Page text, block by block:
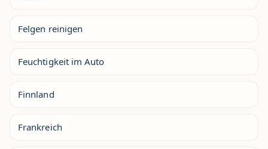
Felgen reinigen
Feuchtigkeit im Auto
Finnland
Frankreich